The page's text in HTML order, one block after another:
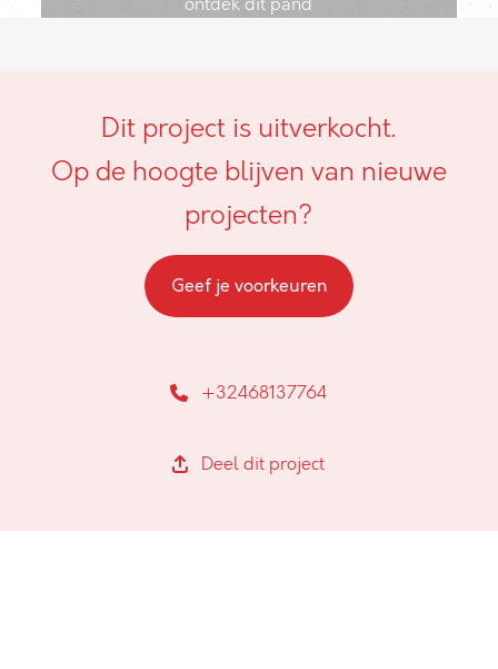
Dit project is uitverkocht.
Op de hoogte blijven van nieuwe
projecten?
Geef je voorkeuren
+32468137764
Deel dit project